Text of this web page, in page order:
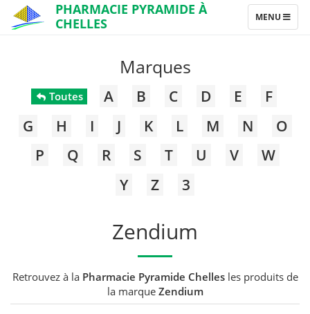
PHARMACIE PYRAMIDE À
CHELLES
TOGGLE
NAVIGATION
MENU
Marques
Toutes A B C D E
F
G
H I J K L M N
O
P
Q R S T U V
W
Y
Z 3
Zendium
Retrouvez à la Pharmacie Pyramide Chellesles produits de
la marque Zendium